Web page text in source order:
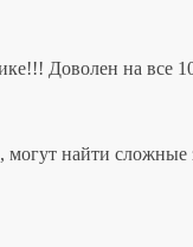
Доволен на все
могут найти